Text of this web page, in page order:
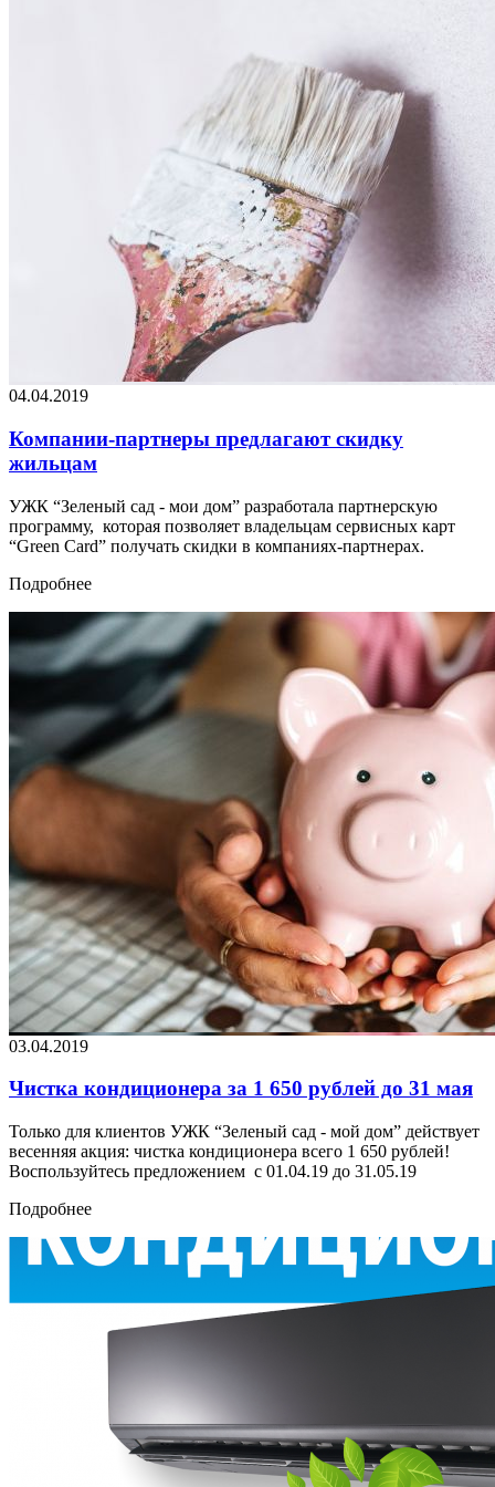
04.04.2019
Компании-партнеры предлагают скидку
жильцам
УЖК “Зеленый сад - мои дом” разработала партнерскую
программу, которая позволяет владельцам сервисных карт
“Green Card” получать скидки в компаниях-партнерах.
Подробнее
03.04.2019
Чистка кондиционера за 1 650 рублей до 31 мая
Только для клиентов УЖК “Зеленый сад - мой дом” действует
весенняя акция: чистка кондиционера всего 1 650 рублей!
Воспользуйтесь предложением с 01.04.19 до 31.05.19
Подробнее